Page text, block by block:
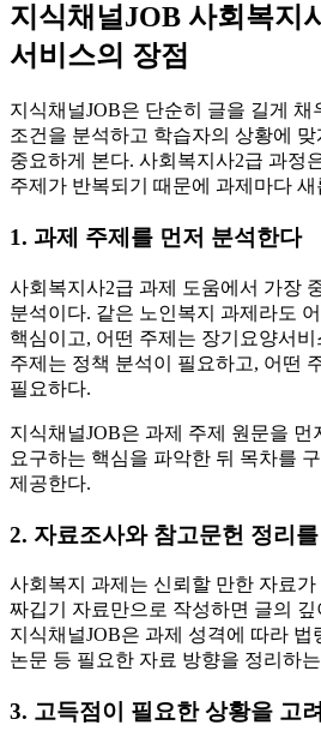
지식채널JOB 사회복지
서비스의 장점
지식채널JOB은 단순히 글을 길게 채
조건을 분석하고 학습자의 상황에
중요하게 본다. 사회복지사2급 과정
주제가 반복되기 때문에 과제마다
1. 과제 주제를 먼저 분석한다
사회복지사2급 과제 도움에서 가장
분석이다. 같은 노인복지 과제라도
핵심이고, 어떤 주제는 장기요양서
주제는 정책 분석이 필요하고, 어떤
필요하다.
지식채널JOB은 과제 주제 원문을 먼
요구하는 핵심을 파악한 뒤 목차를
제공한다.
2. 자료조사와 참고문헌 정리
사회복지 과제는 신뢰할 만한 자료
짜깁기 자료만으로 작성하면 글의
지식채널JOB은 과제 성격에 따라 법
논문 등 필요한 자료 방향을 정리하
3. 고득점이 필요한 상황을 고